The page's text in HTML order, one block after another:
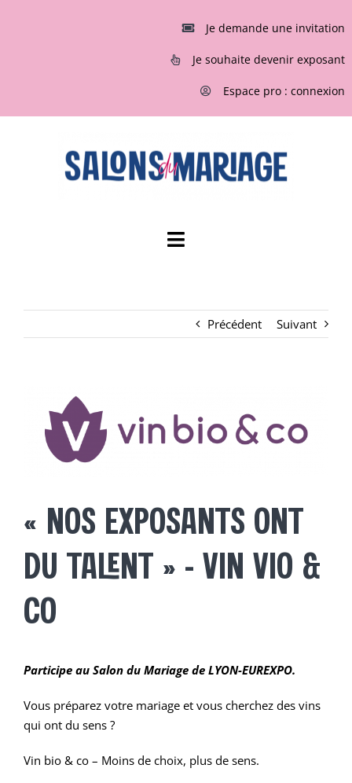
Je souhaite devenir exposant
Espace pro : connexion
Je demande une invitation
Toggle
EXPOSANTS
A PROPOS
Précédent Suivant
l'image
agrandie
« NOS EXPOSANTS ONT
DU TALENT » – VIN VIO &
CO
Participe au Salon du Mariage de LYON-EUREXPO.
Vous préparez votre mariage et vous cherchez des vins
qui ont du sens ?
Vin bio & co – Moins de choix, plus de sens.